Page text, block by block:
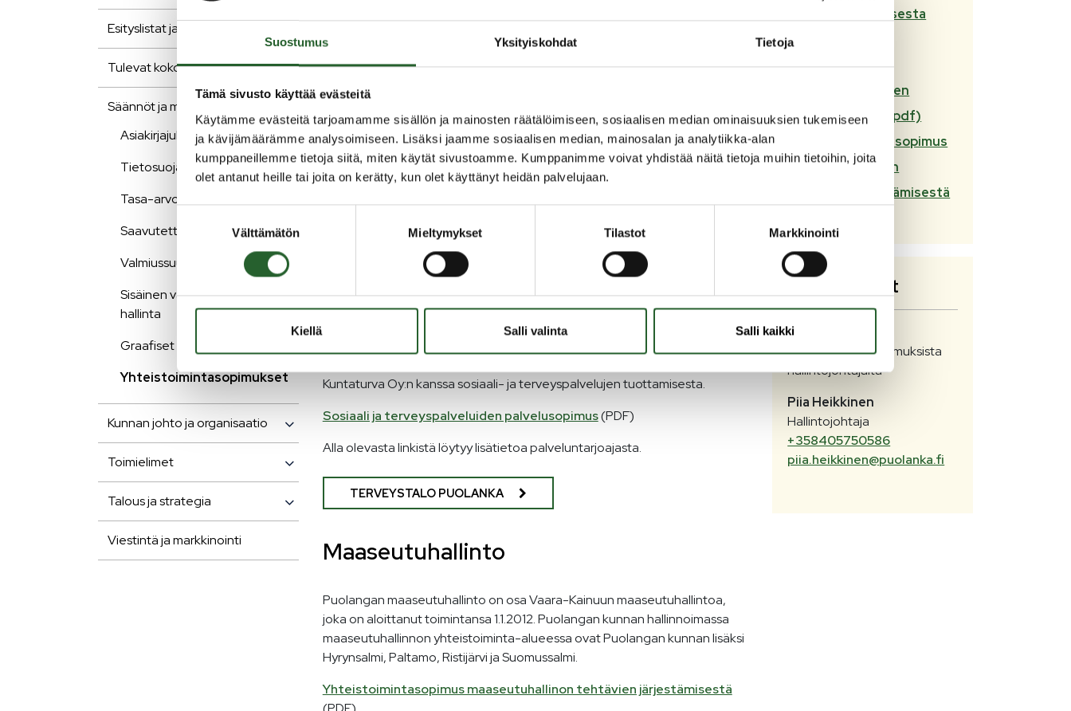
Suostumus Yksityiskohdat Tietoja
Tämä sivusto käyttää evästeitä
Käytämme evästeitä tarjoamamme sisällön ja mainosten räätälöimiseen, sosiaalisen median ominaisuuksien tukemiseen
ja kävijämäärämme analysoimiseen. Lisäksi jaamme sosiaalisen median, mainosalan ja analytiikka-alan
kumppaneillemme tietoja siitä, miten käytät sivustoamme. Kumppanimme voivat yhdistää näitä tietoja muihin tietoihin, joita
olet antanut heille tai joita on kerätty, kun olet käyttänyt heidän palvelujaan.
valinta
Välttämätön Mieltymykset Tilastot Markkinointi
Kiellä Salli valinta Salli kaikki
Esityslistat ja pöytäkirjat
Tulevat kokoukset
Säännöt ja muut asiakirjat
Asiakirjajulkisuus
Tietosuoja
Tasa-arvo ja yhdenvertaisuus
Saavutettavuusseloste
Valmiussuunnitelma
Sisäinen valvonta ja riskien
hallinta
Graafiset ohjeet
Yhteistoimintasopimukset
Kunnan johto ja organisaatio
Toimielimet
Talous ja strategia
Viestintä ja markkinointi
perusopetuksen aamu- ja
iltapäivätoiminta
Puolangan kunta on tehnyt ostopalvelusopimuksen Touhula
Varhaiskasvatus Oy:n kanssa varhaiskasvatuksen, esiopetuksen ja
perusopetuksen aamu- ja iltapäivätoiminnan tuottamisesta 1.8.2018
alkaen.
Puolangan kunnan sopimus varhaiskasvatuksesta
TOUHULA PUOLANKA
Terveys- ja sosiaalipalvelut
Kuntaturva Oy:n kanssa sosiaali- ja terveyspalvelujen tuottamisesta.
Sosiaali ja terveyspalveluiden palvelusopimus(PDF)
Alla olevasta linkistä löytyy lisätietoa palveluntarjoajasta.
TERVEYSTALO PUOLANKA
Maaseutuhallinto
Puolangan maaseutuhallinto on osa Vaara-Kainuun maaseutuhallintoa,
joka on aloittanut toimintansa 1.1.2012. Puolangan kunnan hallinnoimassa
maaseutuhallinnon yhteistoiminta-alueessa ovat Puolangan kunnan lisäksi
Hyrynsalmi, Paltamo, Ristijärvi ja Suomussalmi.
Yhteistoimintasopimus maaseutuhallinon tehtävien järjestämisestä
varhaiskasvatuksesta
(pdf)
Sosiaali ja
terveyspalveluiden
palvelusopimus (pdf)
Yhteistoimintasopimus
maaseutuhallinon
tehtävien järjestämisestä
Yhteystiedot
Lisätietoja
yhteistoimintasopimuksista
hallintojohtajalta
Piia Heikkinen
Hallintojohtaja
+358405750586
piia.heikkinen@puolanka.fi